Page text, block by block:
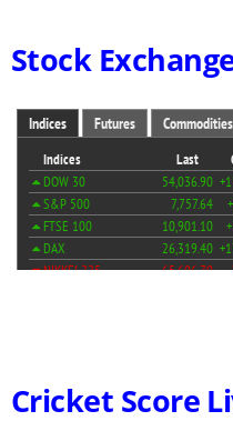
Stock
Cricket Score